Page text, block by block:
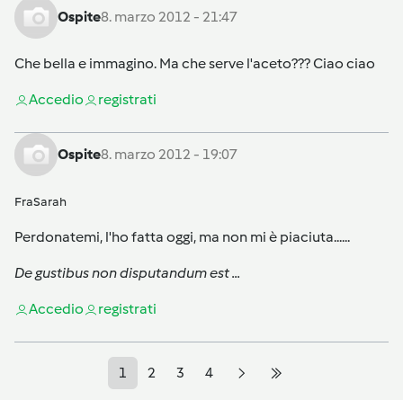
Ospite8. marzo 2012 - 21:47
Che bella e immagino. Ma che serve l'aceto??? Ciao ciao
Accedio registrati
Ospite8. marzo 2012 - 19:07
FraSarah
Perdonatemi, l'ho fatta oggi, ma non mi è piaciuta......
De gustibus non disputandum est ...
Accedio registrati
1 2 3 4